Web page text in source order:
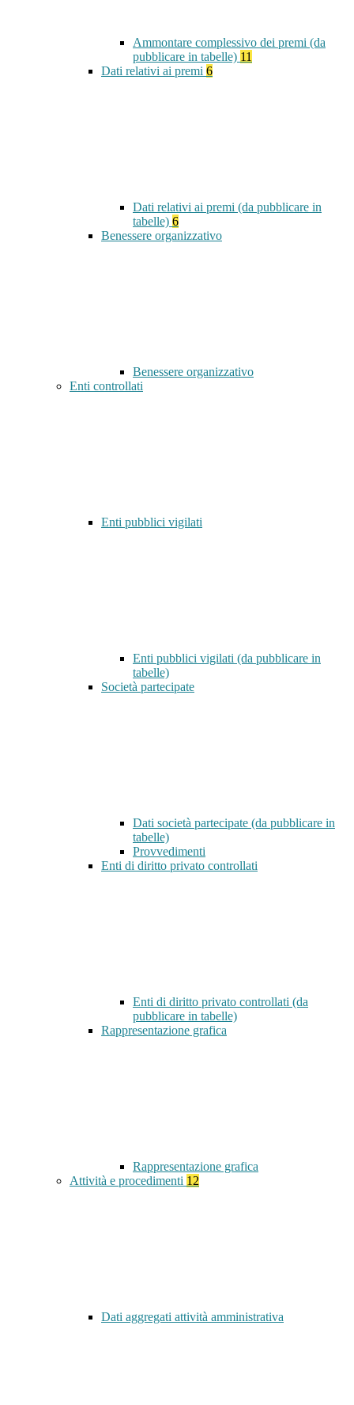
Ammontare complessivo dei premi (da
pubblicare in tabelle) 11
Dati relativi ai premi 6
Dati relativi ai premi (da pubblicare in
tabelle) 6
Benessere organizzativo
Benessere organizzativo
Enti controllati
Enti pubblici vigilati
Enti pubblici vigilati (da pubblicare in
tabelle)
Società partecipate
Dati società partecipate (da pubblicare in
tabelle)
Provvedimenti
Enti di diritto privato controllati
Enti di diritto privato controllati (da
pubblicare in tabelle)
Rappresentazione grafica
Rappresentazione grafica
Attività e procedimenti 12
Dati aggregati attività amministrativa